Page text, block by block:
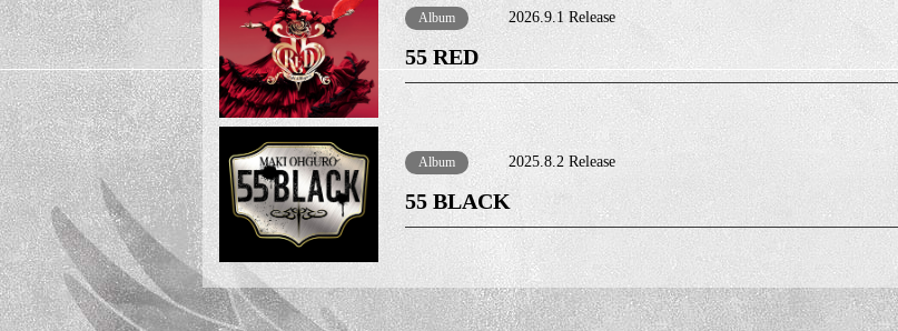
2026.07.29 [INFO] 8月11日出演『LuckyFes'26独占生中継！DAY4』決定！
2026.07.28 [INFO] 大黒摩季がスペシャルゲストとして出演した「DEEN LIVE JOY Special 日
2026.07.28 [INFO] 『この夏、音楽で熱くなれ!! 北海道ミュージック特集』続々放送！
2026.07.24 [INFO] 「OPEN MIC by JIM BEAM」45thシリーズ＜Vol.6＞
2026.07.21 [INFO] 10月24日(土)開催「MASHUP FESTIVAL kobe’26」出演決定！
2026.07.17 [INFO] 「OPEN MIC by JIM BEAM」45thシリーズ＜Vol.5＞
2026.07.15 [INFO] 大黒摩季×未来屋書店 キャンペーンのご案内
Album 2026.9.1 Release
55 RED
Album 2025.8.2 Release
55 BLACK